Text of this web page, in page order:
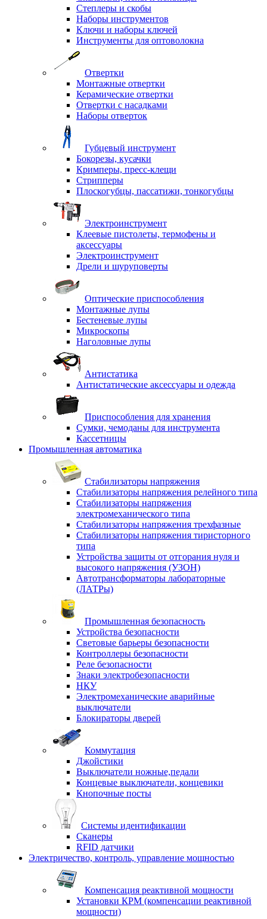
Степлеры и скобы
Наборы инструментов
Ключи и наборы ключей
Инструменты для оптоволокна
Отвертки
Монтажные отвертки
Керамические отвертки
Отвертки с насадками
Наборы отверток
Губцевый инструмент
Бокорезы, кусачки
Кримперы, пресс-клещи
Стрипперы
Плоскогубцы, пассатижи, тонкогубцы
Электроинструмент
Клеевые пистолеты, термофены и
аксессуары
Электроинструмент
Дрели и шуруповерты
Оптические приспособления
Монтажные лупы
Бестеневые лупы
Микроскопы
Наголовные лупы
Антистатика
Антистатические аксессуары и одежда
Приспособления для хранения
Сумки, чемоданы для инструмента
Кассетницы
Промышленная автоматика
Стабилизаторы напряжения
Стабилизаторы напряжения релейного типа
Стабилизаторы напряжения
электромеханического типа
Стабилизаторы напряжения трехфазные
Стабилизаторы напряжения тиристорного
типа
Устройства защиты от отгорания нуля и
высокого напряжения (УЗОН)
Автотрансформаторы лабораторные
(ЛАТРы)
Промышленная безопасность
Устройства безопасности
Световые барьеры безопасности
Контроллеры безопасности
Реле безопасности
Знаки электробезопасности
НКУ
Электромеханические аварийные
выключатели
Блокираторы дверей
Коммутация
Джойстики
Выключатели ножные,педали
Концевые выключатели, концевики
Кнопочные посты
Системы идентификации
Сканеры
RFID датчики
Электричество, контроль, управление мощностью
Компенсация реактивной мощности
Установки КРМ (компенсации реактивной
мощности)